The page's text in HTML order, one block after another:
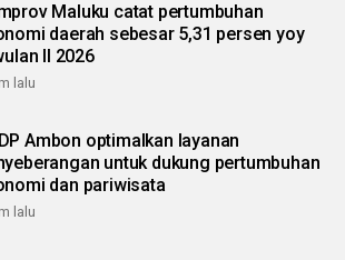
Maluku catat pertumbuhan
daerah sebesar 5,31 persen yoy
II 2026
lalu
Ambon optimalkan layanan
untuk dukung pertumbuhan
dan pariwisata
lalu